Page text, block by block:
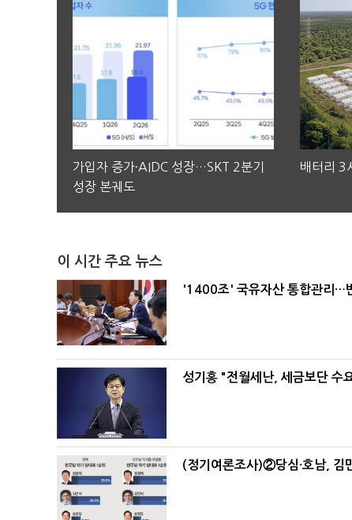
가입자 증가·AIDC 성장…SKT 2분기
성장 본궤도
배터리 3
이 시간 주요 뉴스
'1400조' 국유자산 통합관리…
성기홍 "전월세난, 세금보단 수
(정기여론조사)②당심·호남, 김